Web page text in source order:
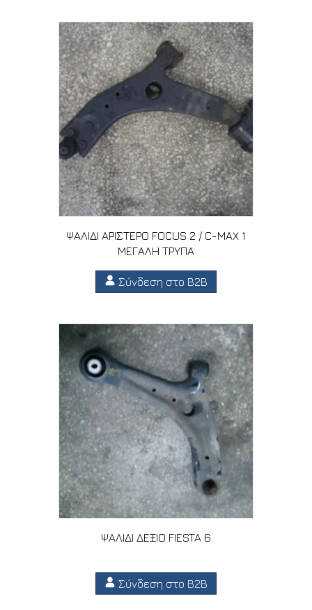
ΨΑΛΙΔΙ ΑΡΙΣΤΕΡΟ FOCUS 2 / C-MAX 1
ΜΕΓΑΛΗ ΤΡΥΠΑ
Σύνδεση στο B2B
ΨΑΛΙΔΙ ΔΕΞΙΟ FIESTA 6
Σύνδεση στο B2B